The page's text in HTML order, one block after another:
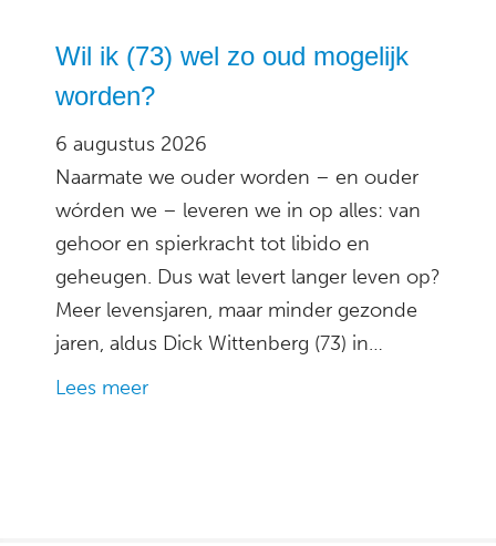
Wil ik (73) wel zo oud mogelijk
worden?
6 augustus 2026
Naarmate we ouder worden – en ouder
wórden we – leveren we in op alles: van
gehoor en spierkracht tot libido en
geheugen. Dus wat levert langer leven op?
Meer levensjaren, maar minder gezonde
jaren, aldus Dick Wittenberg (73) in…
Lees meer